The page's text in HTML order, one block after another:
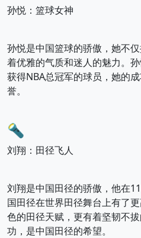
孙悦：篮球女神
孙悦是中国篮球的骄傲，她不
着优雅的气质和迷人的魅力。
获得NBA总冠军的球员，她的
誉。
🔦
刘翔：田径飞人
刘翔是中国田径的骄傲，他在
国田径在世界田径舞台上有了
色的田径天赋，更有着坚韧不
功，是中国田径的希望。